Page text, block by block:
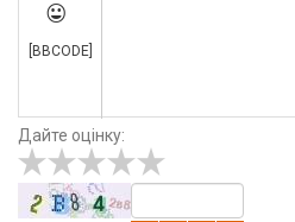

[BBCODE]
Дайте оцінку: